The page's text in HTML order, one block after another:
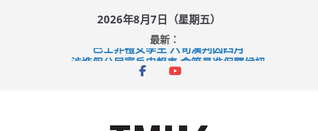
2026年8月7日（星期五）
最新：
巴士非禮女學生 六旬漢判囚四月
涉造假公屋富戶申報表 倉管員准保釋候訊